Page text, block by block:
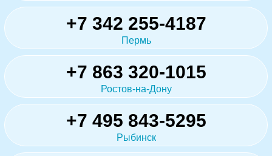
+7 342 255-4187
Пермь
+7 863 320-1015
Ростов-на-Дону
+7 495 843-5295
Рыбинск